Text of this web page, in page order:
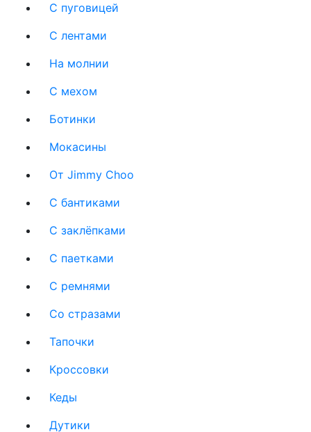
С пуговицей
С лентами
На молнии
C мехом
Ботинки
Мокасины
От Jimmy Choo
С бантиками
С заклёпками
С паетками
С ремнями
Со стразами
Тапочки
Кроссовки
Кеды
Дутики